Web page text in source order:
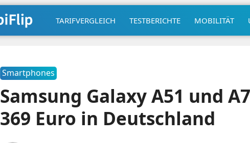
TARIFVERGLEICH TESTBERICHTE MOBILITÄT
Smartphones
Samsung Galaxy A51 und
369 Euro in Deutschland